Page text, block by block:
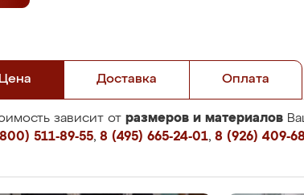
Цена Доставка Оплата
зависит от размеров и материалов
511-89-55, 8 (495) 665-24-01, 8 (926) 409-